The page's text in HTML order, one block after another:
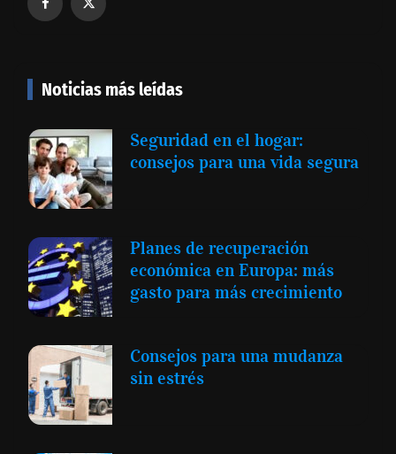
Noticias más leídas
Seguridad en el hogar:
consejos para una vida segura
Planes de recuperación
económica en Europa: más
gasto para más crecimiento
Consejos para una mudanza
sin estrés